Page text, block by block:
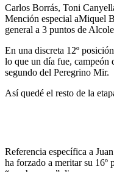
Carlos Borrás, Toni
Mención especial aMiquel
general a 3 puntos de
En una discreta 12º
lo que un día fue, campeón
segundo del Peregrino Mir.
Así quedé el resto de la
Referencia específica a
ha forzado a meritar su 16º